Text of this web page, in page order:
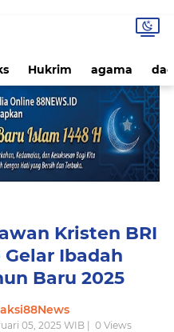
Hukrim agama
Kristen BRI
Ibadah
Baru 2025
05, 2025 WIB | 0Views